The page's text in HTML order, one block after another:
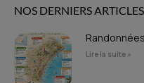
NOS DERNIERS ARTICLES
Lire la suite »